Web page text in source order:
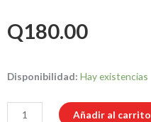
Q180.00
Disponibilidad: Hay existencias
Motor
Extrusor
Añadir al carrito